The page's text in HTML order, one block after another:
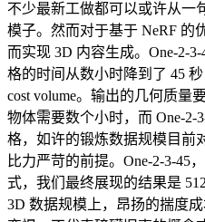
不少最新工做都可以或许从一
模子。然而对于基于 NeRF 的
而实现 3D 内容生成。One-2-
格的时间从数小时降到了 45
cost volume。输出的几何质量
物体需要数个小时，而 One-2-
格，如许的锻炼数据规模目前
比力严苛的前提。One-2-3-45
式，我们最终展现的结果是
3D 数据规模上，昂扬的揣度